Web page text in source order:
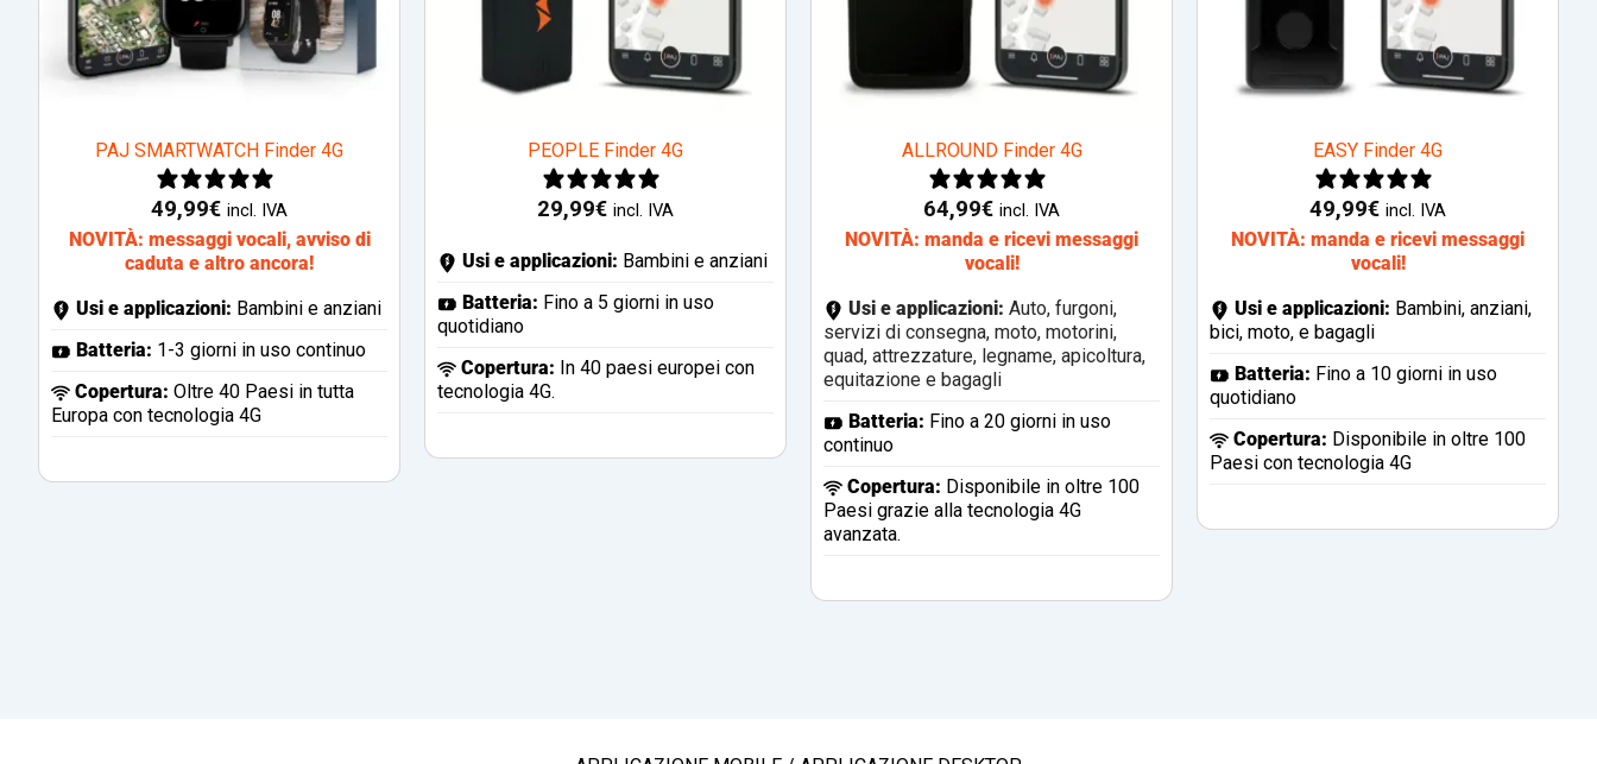
PAJ SMARTWATCH Finder 4G
49,99€ incl. IVA
NOVITÀ: messaggi vocali, avviso di
caduta e altro ancora!
Usi e applicazioni: Bambini e anziani
Batteria: 1-3 giorni in uso continuo
Copertura: Oltre 40 Paesi in tutta
Europa con tecnologia 4G
PEOPLE Finder 4G
29,99€ incl. IVA
Usi e applicazioni: Bambini e anziani
Batteria: Fino a 5 giorni in uso
quotidiano
Copertura: In 40 paesi europei con
tecnologia 4G.
ALLROUND Finder 4G
64,99€ incl. IVA
NOVITÀ: manda e ricevi messaggi
vocali!
Usi e applicazioni: Auto, furgoni,
servizi di consegna, moto, motorini,
quad, attrezzature, legname, apicoltura,
equitazione e bagagli
Batteria: Fino a 20 giorni in uso
continuo
Copertura: Disponibile in oltre 100
Paesi grazie alla tecnologia 4G
avanzata.
EASY Finder 4G
49,99€ incl. IVA
NOVITÀ: manda e ricevi messaggi
vocali!
Usi e applicazioni: Bambini, anziani,
bici, moto, e bagagli
Batteria: Fino a 10 giorni in uso
quotidiano
Copertura: Disponibile in oltre 100
Paesi con tecnologia 4G